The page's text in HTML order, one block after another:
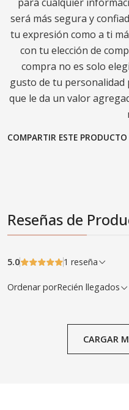
será más segura y
tu expresión como a ti
con tu elección de
compra no es solo
gusto de tu
que le da un valor
COMPARTIR ESTE PRODUCTO
Reseñas de
5.0 1 reseña
Ordenar porRecién llegados
CARGAR